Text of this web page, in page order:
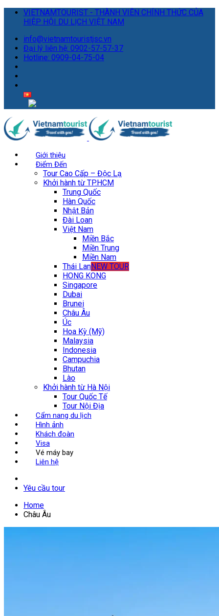
VIETNAMTOURIST - THÀNH VIÊN CHÍNH THỨC CỦA
HIỆP HỘI DU LỊCH VIỆT NAM
info@vietnamtouristjsc.vn
Đại lý liên hệ: 0902-57-57-37
Hotline: 0909-04-75-04
Giới thiệu
Điểm Đến
Tour Cao Cấp – Độc Lạ
Khởi hành từ TP.HCM
Trung Quốc
Hàn Quốc
Nhật Bản
Đài Loan
Việt Nam
Miền Bắc
Miền Trung
Miền Nam
Thái LanNEW TOUR
HONG KONG
Singapore
Dubai
Brunei
Châu Âu
Úc
Hoa Kỳ (Mỹ)
Malaysia
Indonesia
Campuchia
Bhutan
Lào
Khởi hành từ Hà Nội
Tour Quốc Tế
Tour Nội Địa
Cẩm nang du lịch
Hình ảnh
Khách đoàn
Visa
Vé máy bay
Liên hệ
Yêu cầu tour
Home
Châu Âu